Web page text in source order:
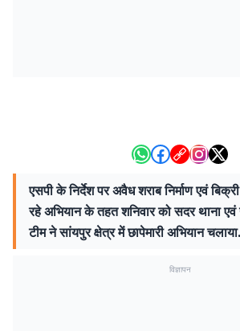
एसपी के निर्देश पर अवैध शराब निर्माण एवं
रहे अभियान के तहत शनिवार को सदर थाना एवं
टीम ने सांयपुर क्षेत्र में छापेमारी अभियान चलाया.
विज्ञापन